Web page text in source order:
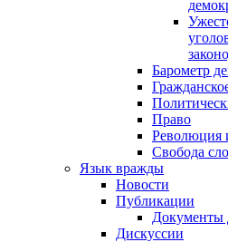
Барометр
Право
Революция
Свобода
Язык вражды
Новости
Публикации
Документы
Дискуссии